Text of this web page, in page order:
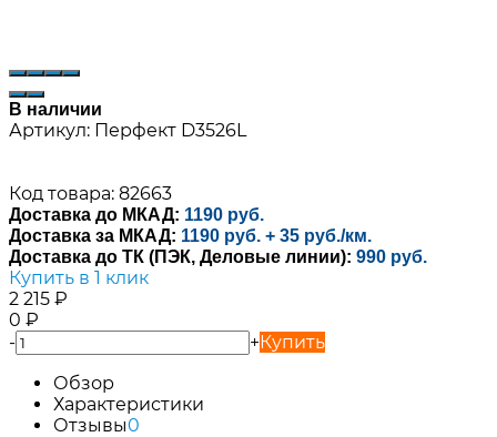
В наличии
Артикул: Перфект D3526L
Код товара: 82663
Доставка до МКАД: 1190 руб.
Доставка за МКАД: 1190 руб. + 35 руб./км.
Доставка до ТК (ПЭК, Деловые линии): 990 руб.
Купить в 1 клик
2 215 ₽
0 ₽
-
+Купить
Обзор
Характеристики
Отзывы0